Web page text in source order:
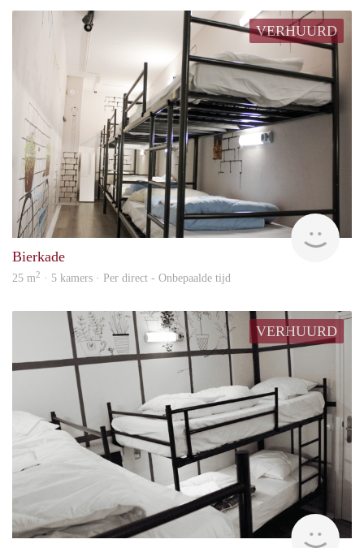
VERHUURD
Bierkade
25 m2 · 5 kamers · Per direct - Onbepaalde tijd
VERHUURD
Anne